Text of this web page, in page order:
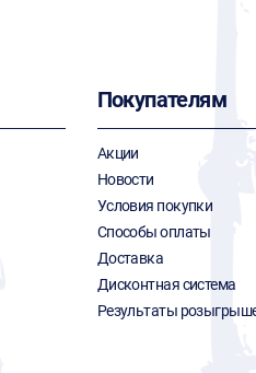
Покупателям
Акции
Новости
Условия покупки
Способы оплаты
Доставка
Дисконтная система
Результаты